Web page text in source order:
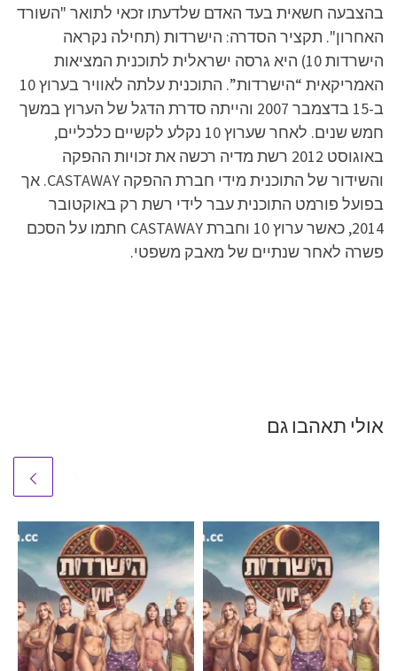
בהצבעה חשאית בעד האדם שלדעתו זכאי לתואר "השורד
האחרון". תקציר הסדרה: הישרדות (תחילה נקראה
הישרדות 10) היא גרסה ישראלית לתוכנית המציאות
האמריקאית “הישרדות”. התוכנית עלתה לאוויר בערוץ 10
ב-15 בדצמבר 2007 והייתה סדרת הדגל של הערוץ במשך
חמש שנים. לאחר שערוץ 10 נקלע לקשיים כלכליים,
באוגוסט 2012 רשת מדיה רכשה את זכויות ההפקה
והשידור של התוכנית מידי חברת ההפקה CASTAWAY‏. אך
בפועל פורמט התוכנית עבר לידי רשת רק באוקטובר
2014, כאשר ערוץ 10 וחברת CASTAWAY חתמו על הסכם
פשרה לאחר שנתיים של מאבק משפטי.
אולי תאהבו גם